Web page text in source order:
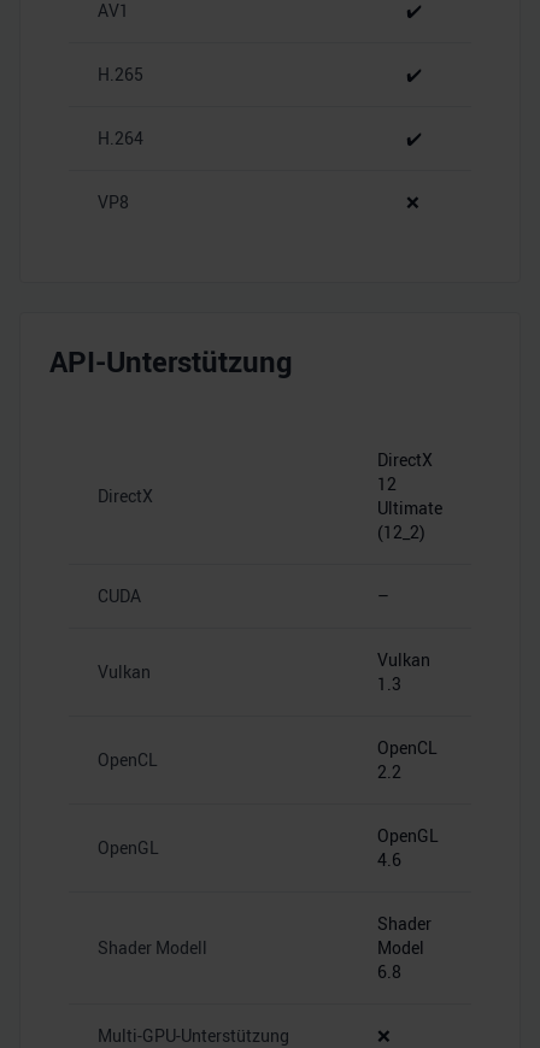
analysieren. Außerdem geben wir Informationen zu Ihrer
soziale Medien, Werbung und Analysen weiter. Unsere
weiteren Daten zusammen, die Sie ihnen bereitgestellt
gesammelt haben.
AV1 ✔️
H.265 ✔️
H.264 ✔️
VP8 ❌
API-Unterstützung
DirectX
DirectX
12
Ultimate
(12_2)
CUDA –
Vulkan
Vulkan
1.3
OpenCL
OpenCL
2.2
OpenGL
OpenGL
4.6
Shader Modell
Shader
Model
6.8
Multi-GPU-Unterstützung ❌